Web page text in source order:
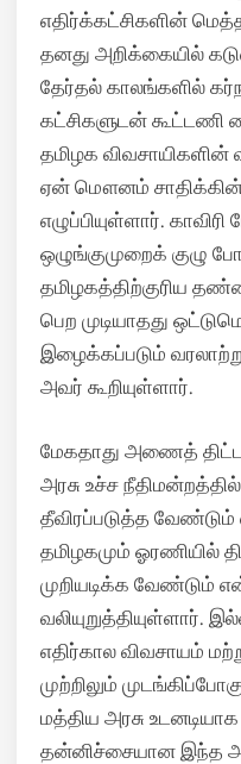
எதிர்க்கட்சிகளின்
தனது அறிக்கையில்
தேர்தல் காலங்களில்
கட்சிகளுடன் கூட்டணி
தமிழக விவசாயிகளின்
ஏன் மௌனம்
எழுப்பியுள்ளார்.
ஒழுங்குமுறைக் குழு
தமிழகத்திற்குரிய
பெற முடியாதது
இழைக்கப்படும்
அவர் கூறியுள்ளார்.
மேகதாது அணைத்
அரசு உச்ச
தீவிரப்படுத்த
தமிழகமும் ஓரணியில்
முறியடிக்க வேண்டும்
வலியுறுத்தியுள்ளார்.
எதிர்கால விவசாயம்
முற்றிலும்
மத்திய அரசு
தன்னிச்சையான இந்த